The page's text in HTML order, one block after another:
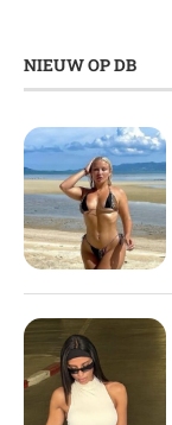
NIEUW OP DB